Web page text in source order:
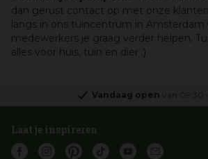
dan gerust contact op met onze
langs in ons tuincentrum in Amsterdam
medewerkers je graag verder helpen.
alles voor huis, tuin en dier :)
Vandaag open van 09:30
Laat je inspireren